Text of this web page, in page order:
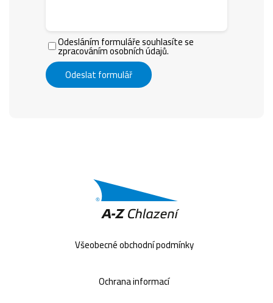
Odesláním formuláře souhlasíte se
zpracováním osobních údajů.
Odeslat formulář
Všeobecné obchodní podmínky
Ochrana informací